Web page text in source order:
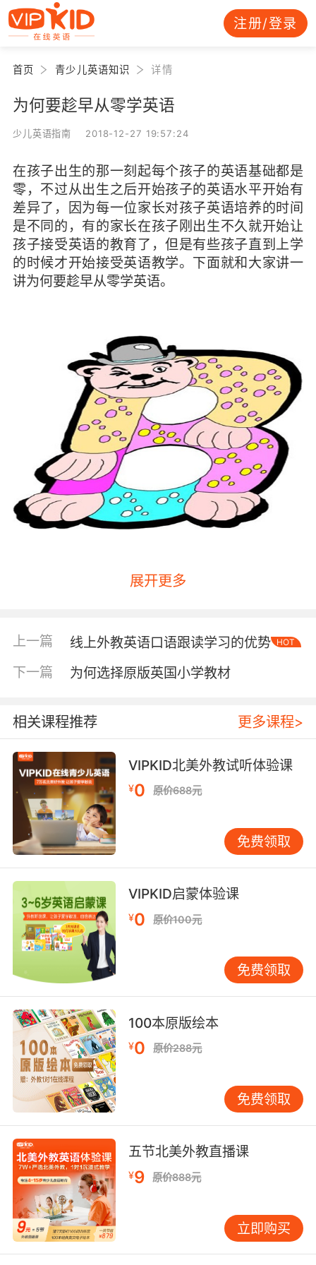
注册/登录
首页 青少儿英语知识 详情
为何要趁早从零学英语
少儿英语指南 2018-12-27 19:57:24
在孩子出生的那一刻起每个孩子的英语基础都是
零，不过从出生之后开始孩子的英语水平开始有
差异了，因为每一位家长对孩子英语培养的时间
是不同的，有的家长在孩子刚出生不久就开始让
孩子接受英语的教育了，但是有些孩子直到上学
的时候才开始接受英语教学。下面就和大家讲一
讲为何要趁早从零学英语。
让孩子趁早从零学英语是为了孩子以后可以更好
第一：早学英语可以早挖掘孩子的学习潜力
其实所有的孩子他们的资质都是差不多的，不同
的是孩子的后天学习开始的时间不同而已，而这
一点对孩子英语的学习影响也是很大的，因为孩
子在小时候接受知识的能力是比较强的，而且这
个时候他们学习的东西也不多，所以对于他们的
英语学习潜力的开发也是比较有利的。
第二：家长和孩子之间早早的开始英语学习可增
进感情
孩子早早学习英语接触的老师应该是家长，而且
家长在孩子英语学习中也会有很大的作用，家长
陪着孩子一起学习英语不仅对孩子有很大帮助，
同时对家长和孩子之间的感情交流也会有很大的
帮助。
第三：可以早早的培养孩子英语学习的语感
其实孩子在小时候学习英语主要是培养他们对英
语的感知能力，进而帮助培养他们在英语语感方
面的能力，一旦孩子的英语语感培养起来对以后
的英语学习会有很大的帮助，不管是学习单词、
句型还是文章都会有很好的影响的。
第四：对孩子英语思维的培养也有利
英语不仅是我们用来交流的一种工具也是自我思
展开更多
上一篇 线上外教英语口语跟读学习的优势 HOT
下一篇 为何选择原版英国小学教材
相关课程推荐 更多课程>
VIPKID北美外教试听体验课
¥0 原价688元
免费领取
VIPKID启蒙体验课
¥0 原价100元
免费领取
100本原版绘本
¥0 原价288元
免费领取
五节北美外教直播课
¥9 原价888元
立即购买